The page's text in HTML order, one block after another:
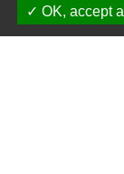
OK, accept all